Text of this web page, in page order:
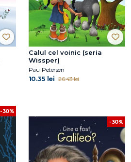
Calul cel voinic (seria
Wissper)
Paul Petersen
10.35 lei 26.43 lei
-30%
-30%